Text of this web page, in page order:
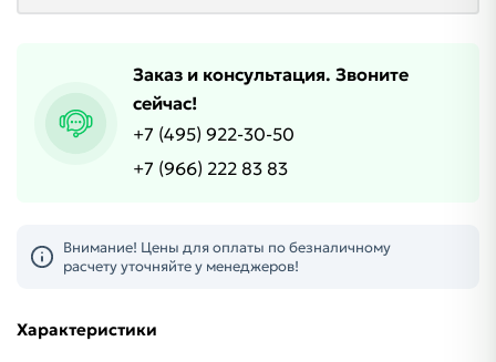
Заказ и консультация. Звоните
сейчас!
+7 (495) 922-30-50
+7 (966) 222 83 83
Внимание! Цены для оплаты по безналичному
расчету уточняйте у менеджеров!
Характеристики